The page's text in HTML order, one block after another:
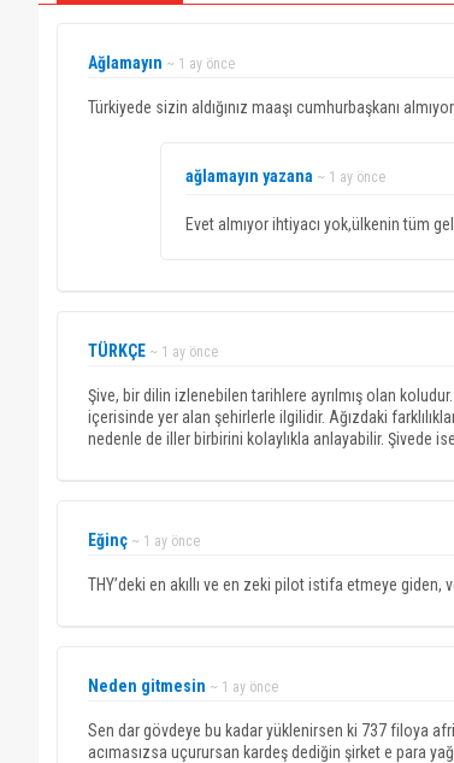
Ağlamayın ~ 1 ay önce
Türkiyede sizin aldığınız maaşı cumhurbaşkanı
ağlamayın yazana ~ 1 ay önce
Evet almıyor ihtiyacı yok,ülkenin tüm
TÜRKÇE ~ 1 ay önce
Şive, bir dilin izlenebilen tarihlere ayrılmış olan koludur.
içerisinde yer alan şehirlerle ilgilidir. Ağızdaki
nedenle de iller birbirini kolaylıkla anlayabilir. Şivede
Eğinç ~ 1 ay önce
THY’deki en akıllı ve en zeki pilot istifa etmeye
Neden gitmesin ~ 1 ay önce
Sen dar gövdeye bu kadar yüklenirsen ki 737 filoya
acımasızsa uçurursan kardeş dediğin şirket e para